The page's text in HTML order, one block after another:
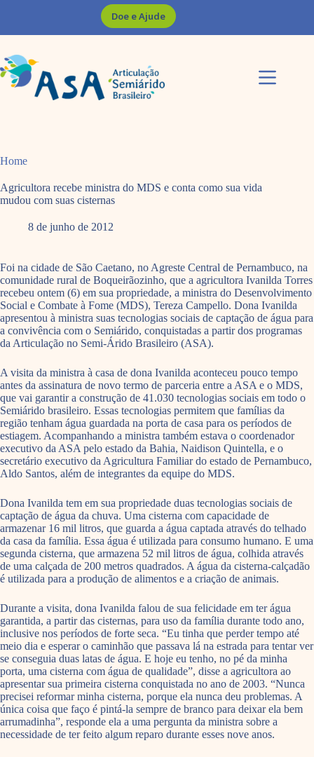
Doe e Ajude
Home
Agricultora recebe ministra do MDS e conta como sua vida
mudou com suas cisternas
8 de junho de 2012
Foi na cidade de São Caetano, no Agreste Central de Pernambuco, na
comunidade rural de Boqueirãozinho, que a agricultora Ivanilda Torres
recebeu ontem (6) em sua propriedade, a ministra do Desenvolvimento
Social e Combate à Fome (MDS), Tereza Campello. Dona Ivanilda
apresentou à ministra suas tecnologias sociais de captação de água para
a convivência com o Semiárido, conquistadas a partir dos programas
da Articulação no Semi-Árido Brasileiro (ASA).
A visita da ministra à casa de dona Ivanilda aconteceu pouco tempo
antes da assinatura de novo termo de parceria entre a ASA e o MDS,
que vai garantir a construção de 41.030 tecnologias sociais em todo o
Semiárido brasileiro. Essas tecnologias permitem que famílias da
região tenham água guardada na porta de casa para os períodos de
estiagem. Acompanhando a ministra também estava o coordenador
executivo da ASA pelo estado da Bahia, Naidison Quintella, e o
secretário executivo da Agricultura Familiar do estado de Pernambuco,
Aldo Santos, além de integrantes da equipe do MDS.
Dona Ivanilda tem em sua propriedade duas tecnologias sociais de
captação de água da chuva. Uma cisterna com capacidade de
armazenar 16 mil litros, que guarda a água captada através do telhado
da casa da família. Essa água é utilizada para consumo humano. E uma
segunda cisterna, que armazena 52 mil litros de água, colhida através
de uma calçada de 200 metros quadrados. A água da cisterna-calçadão
é utilizada para a produção de alimentos e a criação de animais.
Durante a visita, dona Ivanilda falou de sua felicidade em ter água
garantida, a partir das cisternas, para uso da família durante todo ano,
inclusive nos períodos de forte seca. “Eu tinha que perder tempo até
meio dia e esperar o caminhão que passava lá na estrada para tentar ver
se conseguia duas latas de água. E hoje eu tenho, no pé da minha
porta, uma cisterna com água de qualidade”, disse a agricultora ao
apresentar sua primeira cisterna conquistada no ano de 2003. “Nunca
precisei reformar minha cisterna, porque ela nunca deu problemas. A
única coisa que faço é pintá-la sempre de branco para deixar ela bem
arrumadinha”, responde ela a uma pergunta da ministra sobre a
necessidade de ter feito algum reparo durante esses nove anos.